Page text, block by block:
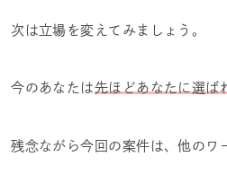
次は立場を変えてみましょう。
今のあなたは先ほどあなたに選ば
残念ながら今回の案件は、他のワ